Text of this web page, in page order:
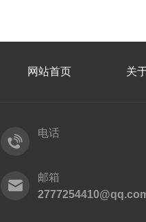
网站首页 关
电话
邮箱